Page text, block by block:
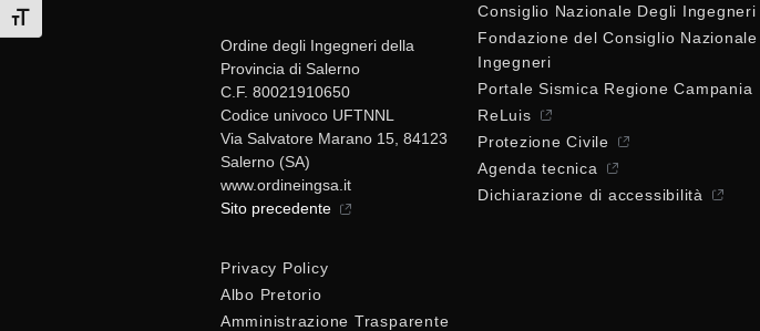
Attiva/disattiva dimensione testo
Ordine degli Ingegneri della
Provincia di Salerno
C.F. 80021910650
Codice univoco UFTNNL
Via Salvatore Marano 15, 84123
Salerno (SA)
www.ordineingsa.it
Sito precedente
Privacy Policy
Albo Pretorio
Amministrazione Trasparente
Consiglio Nazionale Degli Ingegneri
Fondazione del Consiglio Nazionale
Ingegneri
Portale Sismica Regione Campania
ReLuis
Protezione Civile
Agenda tecnica
Dichiarazione di accessibilità